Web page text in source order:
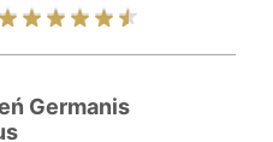
Germanis